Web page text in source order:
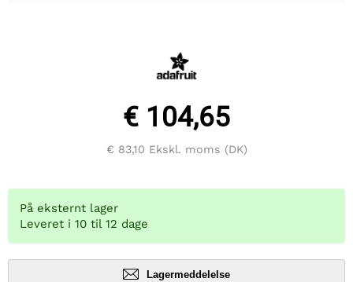
€ 104,65
€ 83,10 Ekskl. moms (DK)
På eksternt lager
Leveret i 10 til 12 dage
Lagermeddelelse